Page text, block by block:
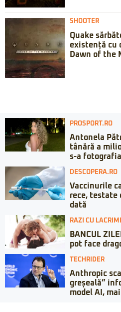
SHOOTER
Quake
existență cu
Dawn of the
PROSPORT.RO
Antonela
tânără a
s-a
DESCOPERA.RO
Vaccinurile
rece, testate
dată
RAZI CU LACRIMI
BANCUL
pot face
TECHRIDER
Anthropic
greșeală”
model AI,